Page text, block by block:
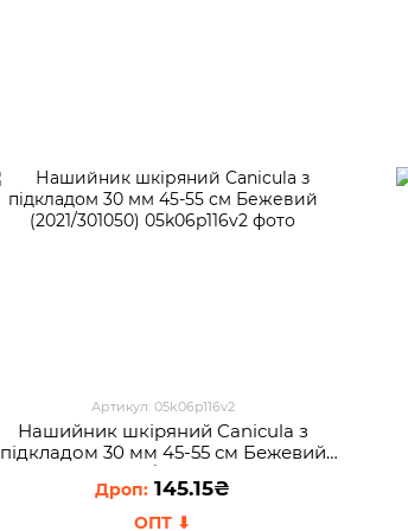
Артикул: 05k06p116v2
Нашийник шкіряний Canicula з
пiдкладом 30 мм 45-55 см Бежевий
(2021/301050)
145.15₴